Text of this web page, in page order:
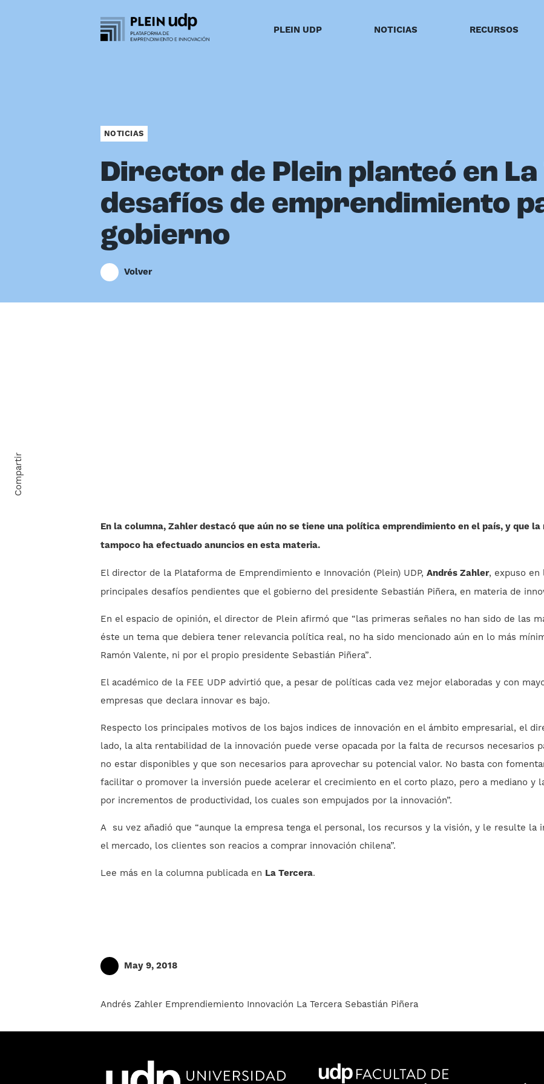
PLEIN UDP NOTICIAS RECURSOS
NOTICIAS
Director de Plein planteó en
desafíos de emprendimiento
gobierno
Volver
En la columna, Zahler destacó que aún no se tiene una política emprendimiento en el país, y que
tampoco ha efectuado anuncios en esta materia.
El director de la Plataforma de Emprendimiento e Innovación (Plein) UDP, Andrés Zahler, expuso en
principales desafíos pendientes que el gobierno del presidente Sebastián Piñera, en materia de
En el espacio de opinión, el director de Plein afirmó que “las primeras señales no han sido de las
éste un tema que debiera tener relevancia política real, no ha sido mencionado aún en lo más
Ramón Valente, ni por el propio presidente Sebastián Piñera”.
El académico de la FEE UDP advirtió que, a pesar de políticas cada vez mejor elaboradas y con
empresas que declara innovar es bajo.
Respecto los principales motivos de los bajos indices de innovación en el ámbito empresarial, el
lado, la alta rentabilidad de la innovación puede verse opacada por la falta de recursos necesarios
no estar disponibles y que son necesarios para aprovechar su potencial valor. No basta con
facilitar o promover la inversión puede acelerar el crecimiento en el corto plazo, pero a mediano y
por incrementos de productividad, los cuales son empujados por la innovación”.
A su vez añadió que “aunque la empresa tenga el personal, los recursos y la visión, y le resulte la
el mercado, los clientes son reacios a comprar innovación chilena”.
Lee más en la columna publicada en La Tercera.
May 9, 2018
Andrés Zahler Emprendiemiento Innovación La Tercera Sebastián Piñera
Compartir